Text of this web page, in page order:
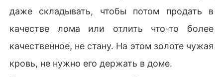
даже складывать, чтобы потом продать в
качестве лома или отлить что-то более
качественное, не стану. На этом золоте чужая
кровь, не нужно его держать в доме.